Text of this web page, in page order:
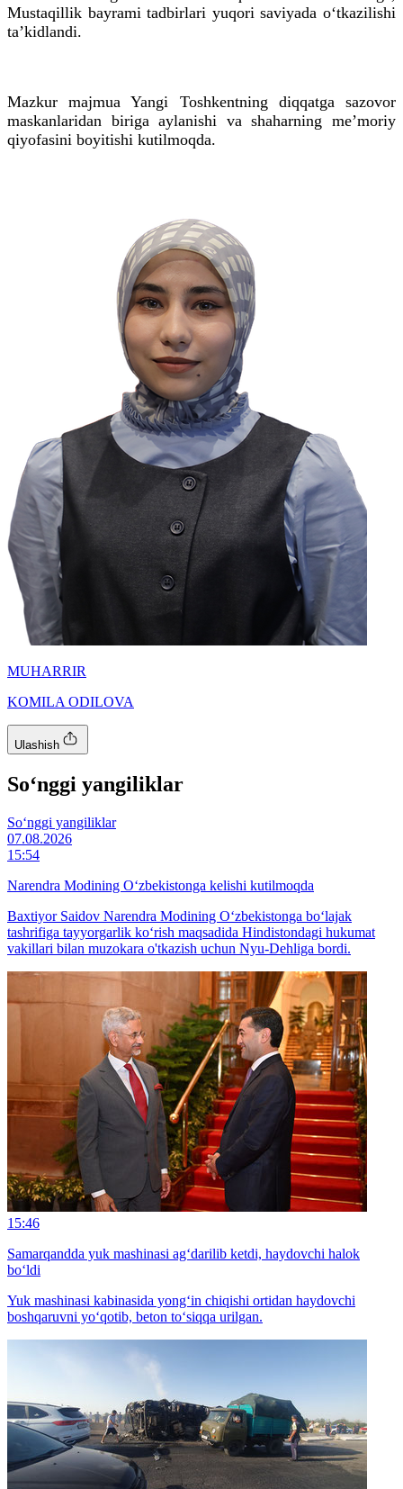
Mustaqillik bayrami tadbirlari yuqori saviyada o‘tkazilishi
ta’kidlandi.
Mazkur majmua Yangi Toshkentning diqqatga sazovor
maskanlaridan biriga aylanishi va shaharning me’moriy
qiyofasini boyitishi kutilmoqda.
MUHARRIR
KOMILA ODILOVA
Ulashish
So‘nggi yangiliklar
So‘nggi yangiliklar
07.08.2026
15:54
Narendra Modining O‘zbekistonga kelishi kutilmoqda
Baxtiyor Saidov Narendra Modining O‘zbekistonga bo‘lajak
tashrifiga tayyorgarlik ko‘rish maqsadida Hindistondagi hukumat
vakillari bilan muzokara o'tkazish uchun Nyu-Dehliga bordi.
15:46
Samarqandda yuk mashinasi ag‘darilib ketdi, haydovchi halok
bo‘ldi
Yuk mashinasi kabinasida yong‘in chiqishi ortidan haydovchi
boshqaruvni yo‘qotib, beton to‘siqqa urilgan.